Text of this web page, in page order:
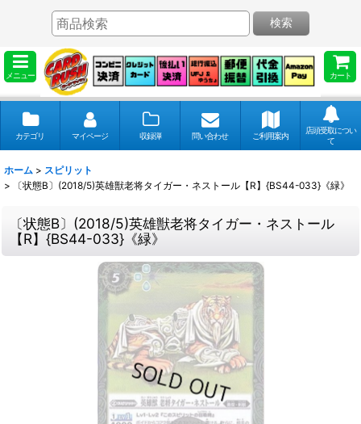
メニュー カート
検索
カテゴリ マイページ 収録弾 問い合わせ ご利用案内
店頭受取につい
て
ホーム > スピリット
>
〔状態B〕(2018/5)英雄獣老将タイガー・ネストール【R】{BS44-033}《緑》
〔状態B〕(2018/5)英雄獣老将タイガー・ネストール
【R】{BS44-033}《緑》